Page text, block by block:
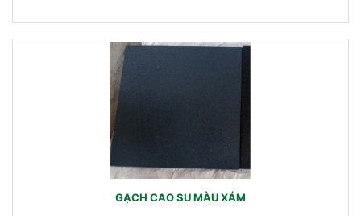
GẠCH CAO SU MÀU XÁM